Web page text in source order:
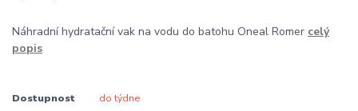
Náhradní hydratační vak na vodu do batohu Oneal Romer celý
popis
Dostupnost do týdne